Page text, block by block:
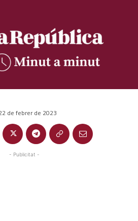
de febrer de 2023
- Publicitat -